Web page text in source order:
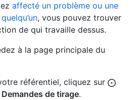
affecté un problème ou une
, vous pouvez trouver
de qui travaille dessus.
à la page principale du
référentiel, cliquez sur
Demandes de tirage.